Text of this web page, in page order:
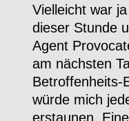
Vielleicht war
dieser Stunde
Agent
am nächsten
Betroffenheits-
würde mich
erstaunen.